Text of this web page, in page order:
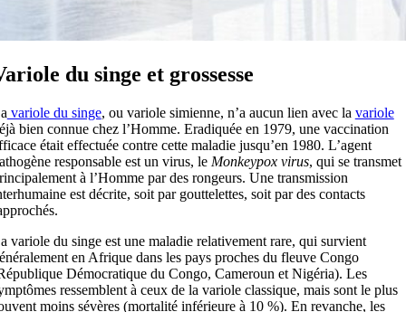
du singe et grossesse
variole du singe, ou variole simienne, n’a aucun lien avec la variole
bien connue chez l’Homme. Eradiquée en 1979, une vaccination
était effectuée contre cette maladie jusqu’en 1980. L’agent
responsable est un virus, le Monkeypox virus, qui se transmet
à l’Homme par des rongeurs. Une transmission
est décrite, soit par gouttelettes, soit par des contacts
variole du singe est une maladie relativement rare, qui survient
en Afrique dans les pays proches du fleuve Congo
Démocratique du Congo, Cameroun et Nigéria). Les
ressemblent à ceux de la variole classique, mais sont le plus
moins sévères (mortalité inférieure à 10 %). En revanche, les